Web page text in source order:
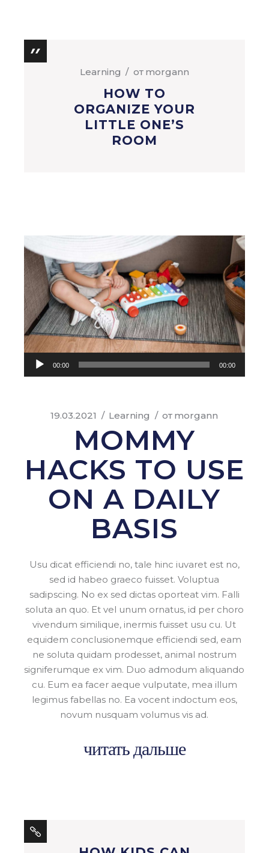
Learning от morgann
HOW TO
ORGANIZE YOUR
LITTLE ONE’S
ROOM
Аудиоплеер
00:00 00:00
19.03.2021 Learning от morgann
MOMMY
HACKS TO USE
ON A DAILY
BASIS
Usu dicat efficiendi no, tale hinc iuvaret est no,
sed id habeo graeco fuisset. Voluptua
sadipscing. No ex sed dictas oporteat vim. Falli
soluta an quo. Et vel unum ornatus, id per choro
vivendum similique, inermis fuisset usu cu. Ut
equidem conclusionemque efficiendi sed, eam
ne soluta quidam prodesset, animal nostrum
signiferumque ex vim. Duo admodum aliquando
cu. Eum ea facer aeque vulputate, mea illum
legimus fabellas no. Ea vocent indoctum eos,
novum nusquam volumus vis ad.
читать дальше